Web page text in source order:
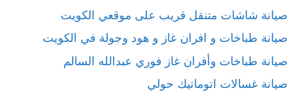
صيانة شاشات متنقل قريب على موقعي الكويت
صيانة طباخات و افران غاز و هود وجولة في الكويت
صيانة طباخات وأفران غاز فوري عبدالله السالم
صيانة غسالات اتوماتيك حولي